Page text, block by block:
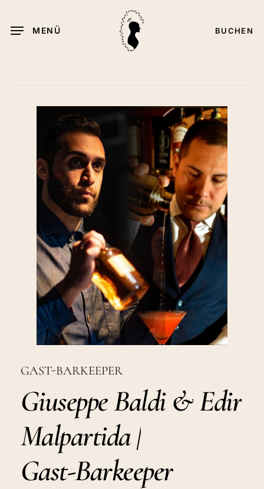
Hauptinhalt
BUCHEN
MENÜ
GAST-BARKEEPER
GiuseppeBaldi &Edir
Malpartida|
Gast-Barkeeper